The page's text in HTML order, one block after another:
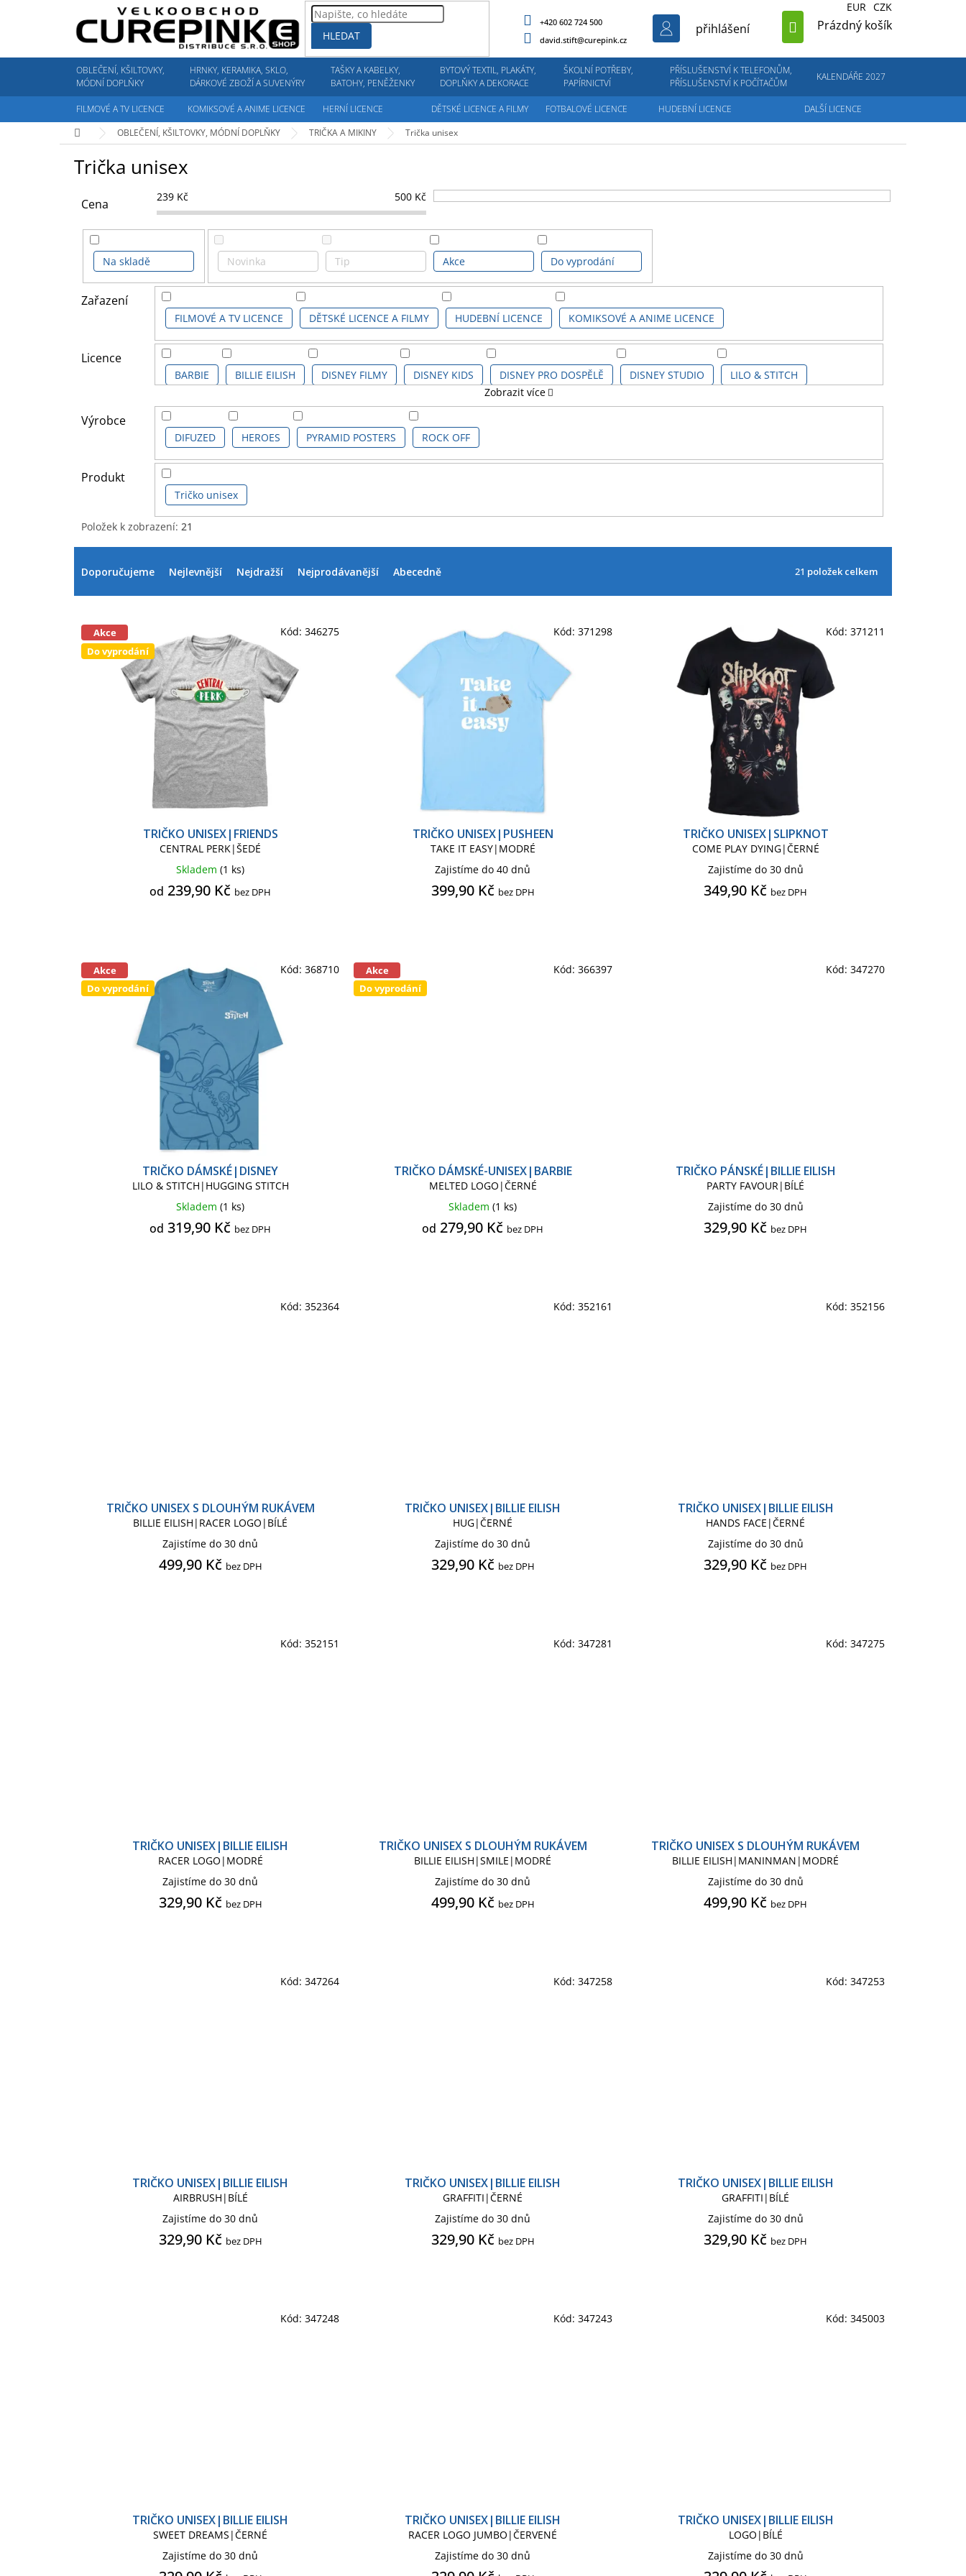
EUR CZK
HLEDAT
+420 602 724 500
david.stift@curepink.cz
NÁKUPNÍ
Prázdný košík
přihlášení
OBLEČENÍ, KŠILTOVKY,
MÓDNÍ DOPLŇKY
HRNKY, KERAMIKA, SKLO,
DÁRKOVÉ ZBOŽÍ A SUVENÝRY
TAŠKY A KABELKY,
BATOHY, PENĚŽENKY
BYTOVÝ TEXTIL, PLAKÁTY,
DOPLŇKY A DEKORACE
ŠKOLNÍ POTŘEBY,
PAPÍRNICTVÍ
PŘÍSLUŠENSTVÍ K TELEFONŮM,
PŘÍSLUŠENSTVÍ K POČÍTAČŮM
KALENDÁŘE 2027
FILMOVÉ A TV LICENCE KOMIKSOVÉ A ANIME LICENCE HERNÍ LICENCE DĚTSKÉ LICENCE A FILMY FOTBALOVÉ LICENCE HUDEBNÍ LICENCE
DALŠÍ LICENCE
Domů
OBLEČENÍ, KŠILTOVKY, MÓDNÍ DOPLŇKY TRIČKA A MIKINY Trička unisex
Trička unisex
Cena 239 Kč 500 Kč
Na skladě Novinka Tip Akce Do vyprodání
Zařazení
FILMOVÉ A TV LICENCE DĚTSKÉ LICENCE A FILMY HUDEBNÍ LICENCE KOMIKSOVÉ A ANIME LICENCE
Licence
BARBIE BILLIE EILISH DISNEY FILMY DISNEY KIDS DISNEY PRO DOSPĚLĚ DISNEY STUDIO LILO & STITCH
Zobrazit více
Výrobce
DIFUZED HEROES PYRAMID POSTERS ROCK OFF
Produkt
Tričko unisex
Položek k zobrazení: 21
i
p
o
e
p
Doporučujeme Nejlevnější Nejdražší Nejprodávanější Abecedně 21 položek celkem
Akce
Do vyprodání
TRIČKO UNISEX|FRIENDS
CENTRAL PERK|ŠEDÉ
Skladem(1 ks)
od 239,90 Kč bez DPH
Kód:346275
TRIČKO UNISEX|PUSHEEN
TAKE IT EASY|MODRÉ
Zajistíme do 40 dnů
399,90 Kč bez DPH
Kód: 371298
TRIČKO UNISEX|SLIPKNOT
COME PLAY DYING|ČERNÉ
Zajistíme do 30 dnů
349,90 Kč bez DPH
Kód: 371211
Akce
Do vyprodání
TRIČKO DÁMSKÉ|DISNEY
LILO & STITCH|HUGGING STITCH
Skladem(1 ks)
od 319,90 Kč bez DPH
Kód:368710
Akce
Do vyprodání
TRIČKO DÁMSKÉ-UNISEX|BARBIE
MELTED LOGO|ČERNÉ
Skladem(1 ks)
od 279,90 Kč bez DPH
Kód: 366397
TRIČKO PÁNSKÉ|BILLIE EILISH
PARTY FAVOUR|BÍLÉ
Zajistíme do 30 dnů
329,90 Kč bez DPH
Kód: 347270
TRIČKO UNISEX S DLOUHÝM RUKÁVEM
BILLIE EILISH|RACER LOGO|BÍLÉ
Zajistíme do 30 dnů
499,90 Kč bez DPH
Kód:352364
TRIČKO UNISEX|BILLIE EILISH
HUG|ČERNÉ
Zajistíme do 30 dnů
329,90 Kč bez DPH
Kód: 352161
TRIČKO UNISEX|BILLIE EILISH
HANDS FACE|ČERNÉ
Zajistíme do 30 dnů
329,90 Kč bez DPH
Kód: 352156
TRIČKO UNISEX|BILLIE EILISH
RACER LOGO|MODRÉ
Zajistíme do 30 dnů
329,90 Kč bez DPH
Kód:352151
TRIČKO UNISEX S DLOUHÝM RUKÁVEM
BILLIE EILISH|SMILE|MODRÉ
Zajistíme do 30 dnů
499,90 Kč bez DPH
Kód: 347281
TRIČKO UNISEX S DLOUHÝM RUKÁVEM
BILLIE EILISH|MANINMAN|MODRÉ
Zajistíme do 30 dnů
499,90 Kč bez DPH
Kód: 347275
TRIČKO UNISEX|BILLIE EILISH
AIRBRUSH|BÍLÉ
Zajistíme do 30 dnů
329,90 Kč bez DPH
Kód:347264
TRIČKO UNISEX|BILLIE EILISH
GRAFFITI|ČERNÉ
Zajistíme do 30 dnů
329,90 Kč bez DPH
Kód: 347258
TRIČKO UNISEX|BILLIE EILISH
GRAFFITI|BÍLÉ
Zajistíme do 30 dnů
329,90 Kč bez DPH
Kód: 347253
TRIČKO UNISEX|BILLIE EILISH
SWEET DREAMS|ČERNÉ
Zajistíme do 30 dnů
Kód:347248
TRIČKO UNISEX|BILLIE EILISH
RACER LOGO JUMBO|ČERVENÉ
Zajistíme do 30 dnů
Kód: 347243
TRIČKO UNISEX|BILLIE EILISH
LOGO|BÍLÉ
Zajistíme do 30 dnů
Kód: 345003